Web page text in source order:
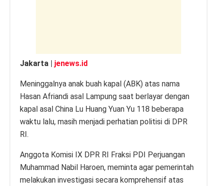
Jakarta | jenews.id
Meninggalnya anak buah kapal (ABK) atas nama
Hasan Afriandi asal Lampung saat berlayar dengan
kapal asal China Lu Huang Yuan Yu 118 beberapa
waktu lalu, masih menjadi perhatian politisi di DPR
RI.
Anggota Komisi IX DPR RI Fraksi PDI Perjuangan
Muhammad Nabil Haroen, meminta agar pemerintah
melakukan investigasi secara komprehensif atas